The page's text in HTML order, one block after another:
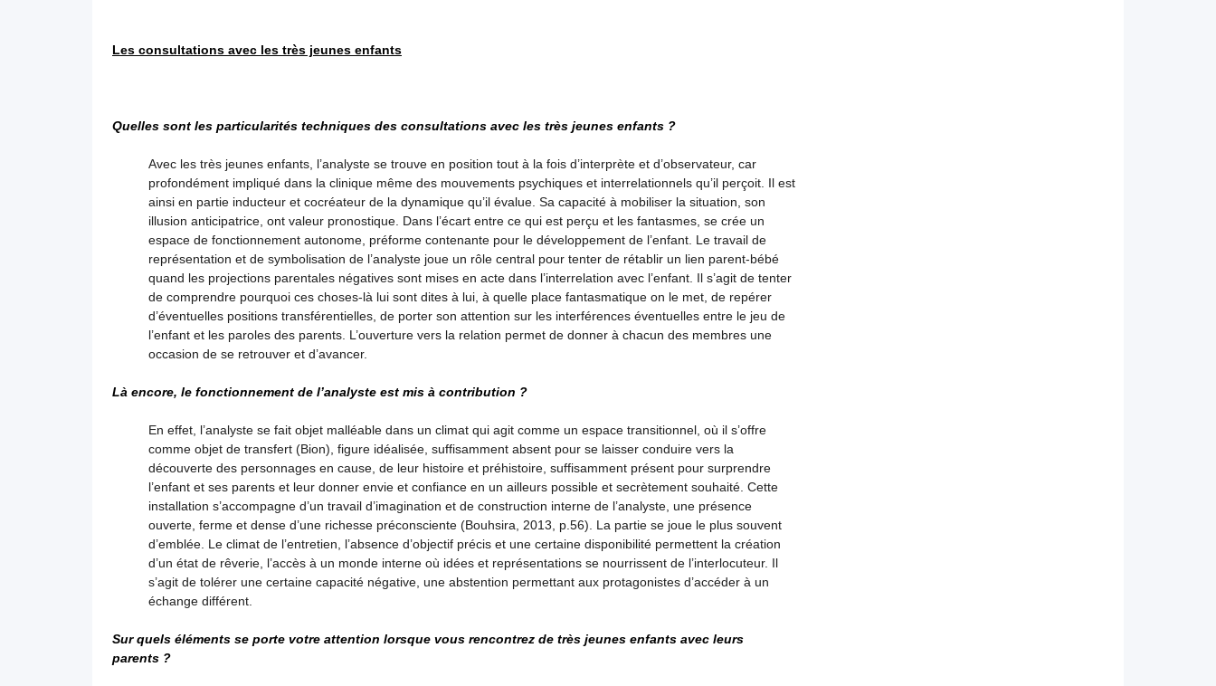
Les consultations avec les très jeunes enfants
Quelles sont les particularités techniques des consultations avec les très jeunes enfants ?
Avec les très jeunes enfants, l’analyste se trouve en position tout à la fois d’interprète et d’observateur, car
profondément impliqué dans la clinique même des mouvements psychiques et interrelationnels qu’il perçoit. Il est
ainsi en partie inducteur et cocréateur de la dynamique qu’il évalue. Sa capacité à mobiliser la situation, son
illusion anticipatrice, ont valeur pronostique. Dans l’écart entre ce qui est perçu et les fantasmes, se crée un
espace de fonctionnement autonome, préforme contenante pour le développement de l’enfant. Le travail de
représentation et de symbolisation de l’analyste joue un rôle central pour tenter de rétablir un lien parent-bébé
quand les projections parentales négatives sont mises en acte dans l’interrelation avec l’enfant. Il s’agit de tenter
de comprendre pourquoi ces choses-là lui sont dites à lui, à quelle place fantasmatique on le met, de repérer
d’éventuelles positions transférentielles, de porter son attention sur les interférences éventuelles entre le jeu de
l’enfant et les paroles des parents. L’ouverture vers la relation permet de donner à chacun des membres une
occasion de se retrouver et d’avancer.
Là encore, le fonctionnement de l’analyste est mis à contribution ?
En effet, l’analyste se fait objet malléable dans un climat qui agit comme un espace transitionnel, où il s’offre
comme objet de transfert (Bion), figure idéalisée, suffisamment absent pour se laisser conduire vers la
découverte des personnages en cause, de leur histoire et préhistoire, suffisamment présent pour surprendre
l’enfant et ses parents et leur donner envie et confiance en un ailleurs possible et secrètement souhaité. Cette
installation s’accompagne d’un travail d’imagination et de construction interne de l’analyste, une présence
ouverte, ferme et dense d’une richesse préconsciente (Bouhsira, 2013, p.56). La partie se joue le plus souvent
d’emblée. Le climat de l’entretien, l’absence d’objectif précis et une certaine disponibilité permettent la création
d’un état de rêverie, l’accès à un monde interne où idées et représentations se nourrissent de l’interlocuteur. Il
s’agit de tolérer une certaine capacité négative, une abstention permettant aux protagonistes d’accéder à un
échange différent.
Sur quels éléments se porte votre attention lorsque vous rencontrez de très jeunes enfants avec leurs
parents ?